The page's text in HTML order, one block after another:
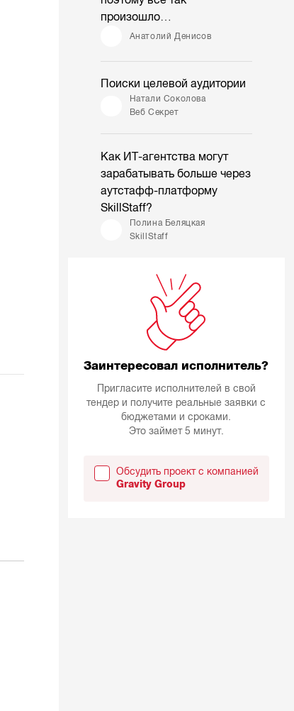
произошло…
Анатолий Денисов
Поиски целевой аудитории
Натали Соколова
Веб Секрет
Как ИТ-агентства могут
зарабатывать больше через
аутстафф-платформу
SkillStaff?
Полина Беляцкая
SkillStaff
Заинтересовал исполнитель?
Пригласите исполнителей в свой
тендер и получите реальные заявки с
бюджетами и сроками.
Это займет 5 минут.
Обсудить проект с компанией
Gravity Group